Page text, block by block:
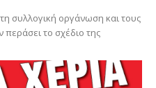
συλλογική οργάνωση και τους